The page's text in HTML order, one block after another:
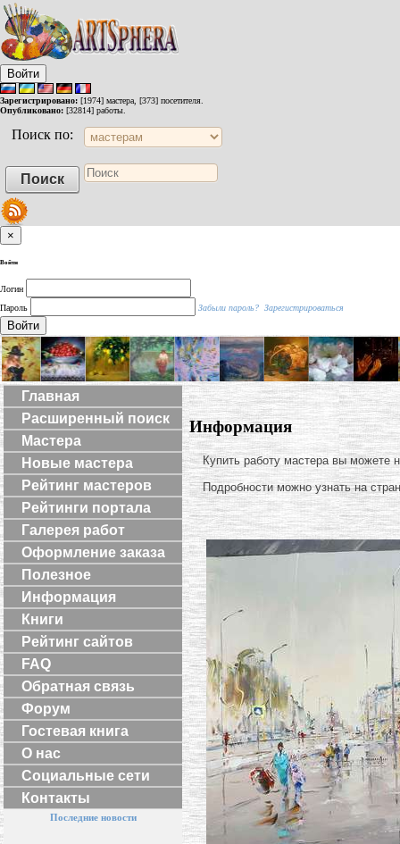
Войти
Зарегистрировано: [1974] мастера, [373] посетителя.
Опубликовано: [32814] работы.
Поиск по:
×
Войти
Логин
Пароль
Забыли пароль? Зарегистрироваться
Войти
Главная
Расширенный поиск
Мастера
Новые мастера
Рейтинг мастеров
Рейтинги портала
Галерея работ
Оформление заказа
Полезное
Информация
Книги
Рейтинг сайтов
FAQ
Обратная связь
Форум
Гостевая книга
О нас
Социальные сети
Контакты
Последние новости
Информация
Купить работу мастера вы можете
Подробности можно узнать на